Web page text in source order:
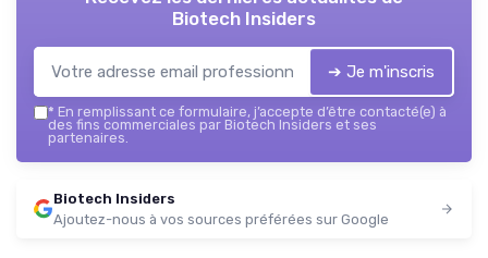
Biotech Insiders
➔ Je m'inscris
* En remplissant ce formulaire, j’accepte d’être contacté(e) à
des fins commerciales par Biotech Insiders et ses
partenaires.
Biotech Insiders
Ajoutez-nous à vos sources préférées sur Google